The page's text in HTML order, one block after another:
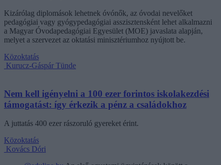
Kizárólag diplomások lehetnek óvónők, az óvodai nevelőket
pedagógiai vagy gyógypedagógiai asszisztensként lehet alkalmazni
a Magyar Óvodapedagógiai Egyesület (MOE) javaslata alapján,
melyet a szervezet az oktatási minisztériumhoz nyújtott be.
Közoktatás
Kurucz-Gáspár Tünde
Nem kell igényelni a 100 ezer forintos iskolakezdési
támogatást: így érkezik a pénz a családokhoz
A juttatás 400 ezer rászoruló gyereket érint.
Közoktatás
Kovács Dóri